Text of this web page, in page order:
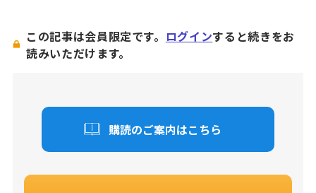
この記事は会員限定です。 ログインすると続きをお
読みいただけます。
購読のご案内はこちら